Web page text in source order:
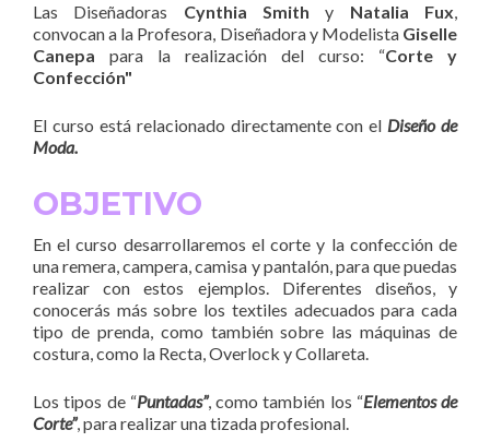
Las Diseñadoras Cynthia Smith y Natalia Fux,
convocan a la Profesora, Diseñadora y Modelista Giselle
Canepa para la realización del curso: “Corte y
Confección"
El curso está relacionado directamente con el Diseño de
Moda.
OBJETIVO
En el curso desarrollaremos el corte y la confección de
una remera, campera, camisa y pantalón, para que puedas
realizar con estos ejemplos. Diferentes diseños, y
conocerás más sobre los textiles adecuados para cada
tipo de prenda, como también sobre las máquinas de
costura, como la Recta, Overlock y Collareta.
Los tipos de “Puntadas”, como también los “Elementos de
Corte”, para realizar una tizada profesional.